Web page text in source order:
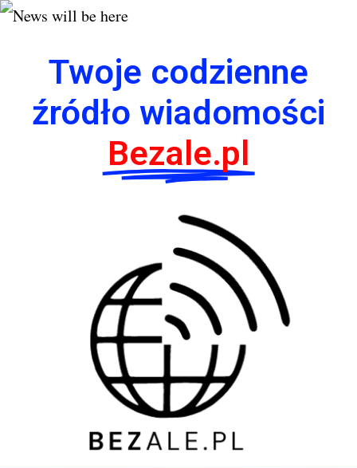
Twoje codzienne
źródło wiadomości
Bezale.pl